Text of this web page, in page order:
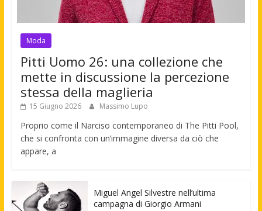
Moda
Pitti Uomo 26: una collezione che
mette in discussione la percezione
stessa della maglieria
15 Giugno 2026 Massimo Lupo
Proprio come il Narciso contemporaneo di The Pitti Pool,
che si confronta con un’immagine diversa da ciò che
appare, a
Miguel Angel Silvestre nell’ultima
campagna di Giorgio Armani